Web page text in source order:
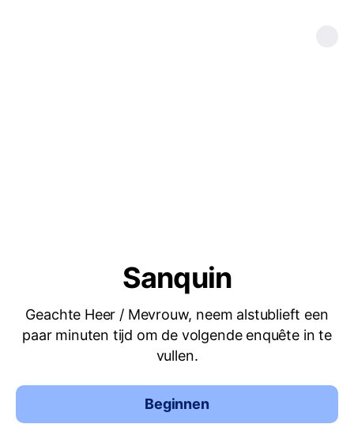
Sanquin
Geachte Heer / Mevrouw, neem alstublieft een
paar minuten tijd om de volgende enquête in te
vullen.
Beginnen